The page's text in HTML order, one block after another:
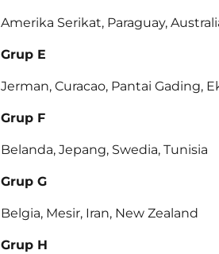
Amerika Serikat, Paraguay,
Grup E
Jerman, Curacao, Pantai Gading,
Grup F
Belanda, Jepang, Swedia, Tunisia
Grup G
Belgia, Mesir, Iran, New Zealand
Grup H